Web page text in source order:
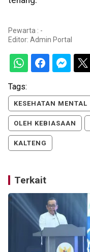
Pewarta : -
Editor: Admin Portal
Tags:
KESEHATAN MENTAL
OLEH KEBIASAAN
KALTENG
Terkait